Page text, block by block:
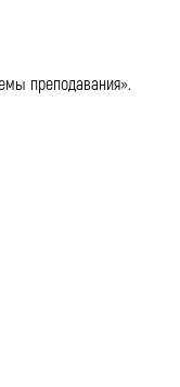
преподавания».